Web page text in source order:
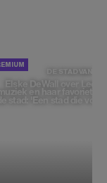
DE STAD VAN
Elske DeWall over
muziek en haar favoriete
de stad: 'Een stad die